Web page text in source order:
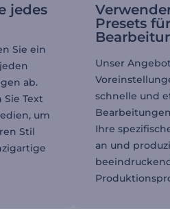
jedes
Sie ein
ab.
Sie Text
um
Stil
Presets
Unser
schnelle und
Ihre
an und